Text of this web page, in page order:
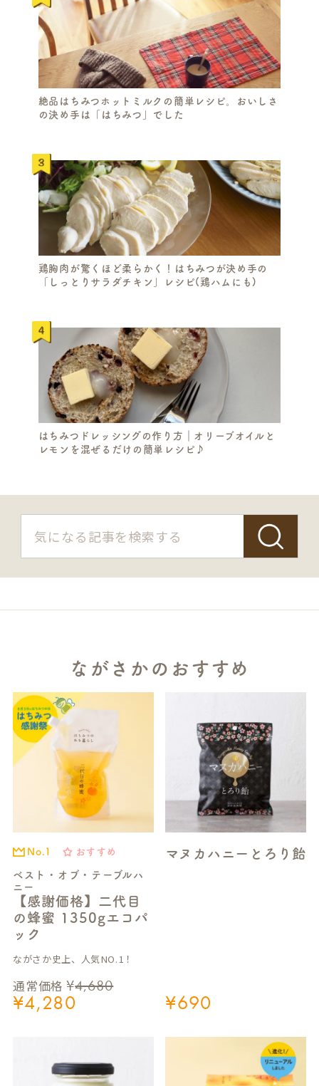
絶品はちみつホットミルクの簡単レシピ。おいしさ
の決め手は「はちみつ」でした
鶏胸肉が驚くほど柔らかく！はちみつが決め手の
「しっとりサラダチキン」レシピ(鶏ハムにも)
はちみつドレッシングの作り方｜オリーブオイルと
レモンを混ぜるだけの簡単レシピ♪
ながさかのおすすめ
ベスト・オブ・テーブルハ
ニー
【感謝価格】二代目
の蜂蜜 1350gエコパ
ック
No.1 おすすめ
通常価格 ¥4,680
¥4,280
ながさか史上、人気NO.1！
マヌカハニーとろり飴
¥690